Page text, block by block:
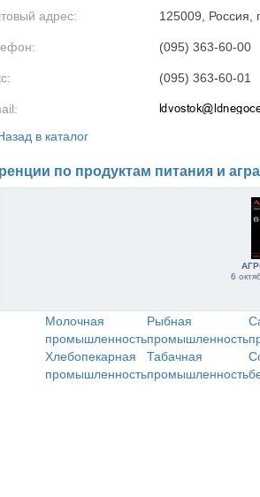
адрес: 125009, Россия,
(095) 363-60-00
(095) 363-60-01
в каталог
по продуктам питания и
6
Молочная
промышленность
Рыбная
промышленность
Хлебопекарная
промышленность
Табачная
промышленность